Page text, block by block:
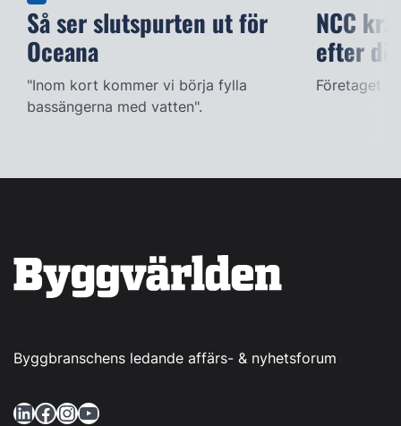
Så ser slutspurten ut för
Oceana
"Inom kort kommer vi börja fylla
bassängerna med vatten".
NCC
efter
Företaget
Byggbranschens ledande affärs- & nyhetsforum
LinkedIn Facebook InstagramYouTube